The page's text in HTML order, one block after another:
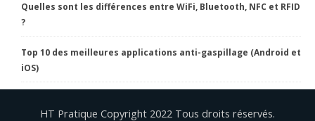
Quelles sont les différences entre WiFi, Bluetooth, NFC et RFID
?
Top 10 des meilleures applications anti-gaspillage (Android et
iOS)
HT Pratique Copyright 2022 Tous droits réservés.